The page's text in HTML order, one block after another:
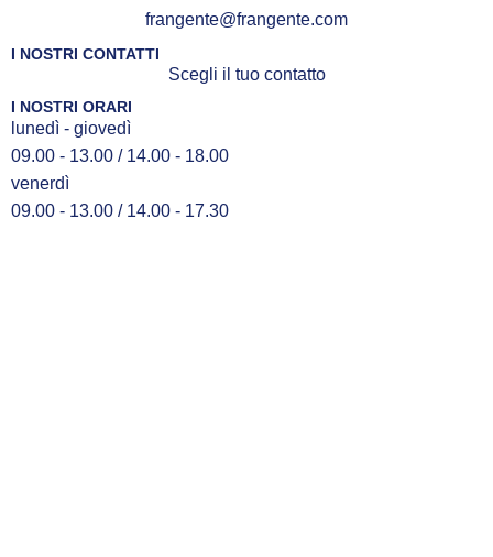
frangente@frangente.com
I NOSTRI CONTATTI
Scegli il tuo contatto
I NOSTRI ORARI
lunedì - giovedì
09.00 - 13.00 / 14.00 - 18.00
venerdì
09.00 - 13.00 / 14.00 - 17.30